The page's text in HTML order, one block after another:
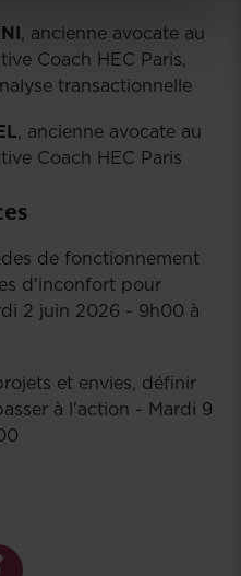
, ancienne avocate au
Coach HEC Paris,
transactionnelle
, ancienne avocate au
Coach HEC Paris
de fonctionnement
d'inconfort pour
2 juin 2026 - 9h00 à
et envies, définir
à l'action - Mardi 9